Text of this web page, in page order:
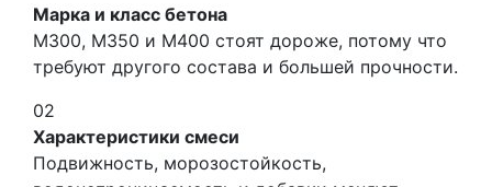
Марка и класс бетона
М300, М350 и М400 стоят дороже, потому что
требуют другого состава и большей прочности.
02
Характеристики смеси
Подвижность, морозостойкость,